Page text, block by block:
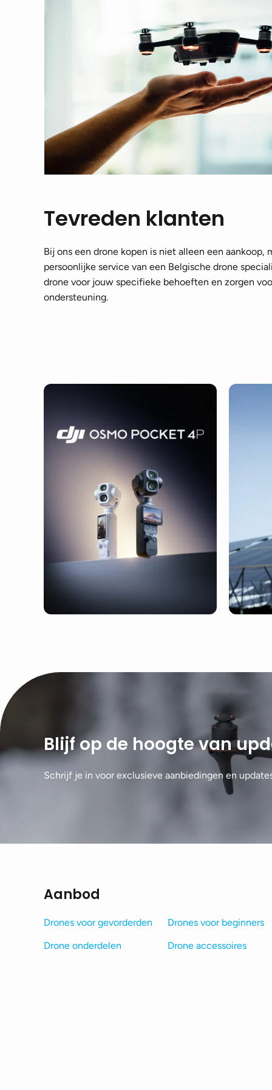
Tevreden klanten
Bij ons een drone kopen is niet alleen een aankoop,
persoonlijke service van een Belgische drone
drone voor jouw specifieke behoeften en zorgen
ondersteuning.
Blijf op de hoogte van
Schrijf je in voor exclusieve aanbiedingen en
Aanbod
Drones voor gevorderden Drones voor beginners
Drone onderdelen
Drone accessoires